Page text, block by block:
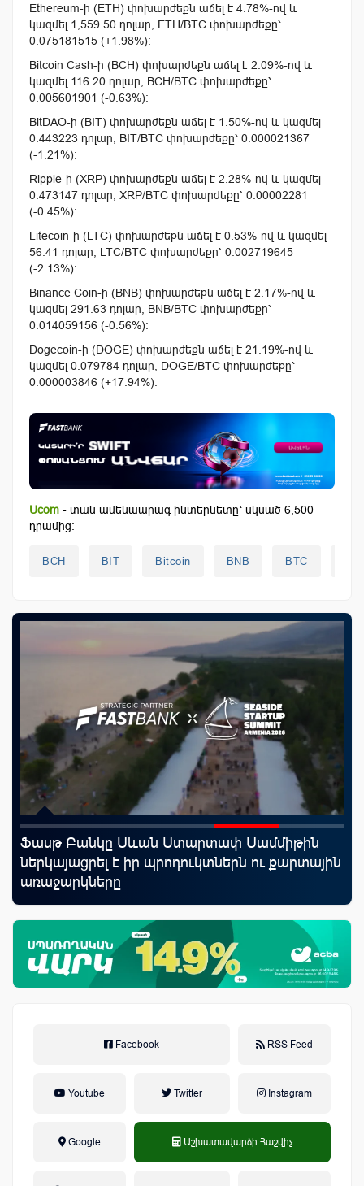
Ethereum-ի (ETH) փոխարժեքն աճել է 4.78%-ով և
կազմել 1,559.50 դոլար, ETH/BTC փոխարժեքը՝
0.075181515 (+1.98%):
Bitcoin Cash-ի (BCH) փոխարժեքն աճել է 2.09%-ով և
կազմել 116.20 դոլար, BCH/BTC փոխարժեքը՝
0.005601901 (-0.63%):
BitDAO-ի (BIT) փոխարժեքն աճել է 1.50%-ով և կազմել
0.443223 դոլար, BIT/BTC փոխարժեքը՝ 0.000021367
(-1.21%):
Ripple-ի (XRP) փոխարժեքն աճել է 2.28%-ով և կազմել
0.473147 դոլար, XRP/BTC փոխարժեքը՝ 0.00002281
(-0.45%):
Litecoin-ի (LTC) փոխարժեքն աճել է 0.53%-ով և կազմել
56.41 դոլար, LTC/BTC փոխարժեքը՝ 0.002719645
(-2.13%):
Binance Coin-ի (BNB) փոխարժեքն աճել է 2.17%-ով և
կազմել 291.63 դոլար, BNB/BTC փոխարժեքը՝
0.014059156 (-0.56%):
Dogecoin-ի (DOGE) փոխարժեքն աճել է 21.19%-ով և
կազմել 0.079784 դոլար, DOGE/BTC փոխարժեքը՝
0.000003846 (+17.94%):
Ucom - տան ամենաարագ ինտերնետը՝ սկսած 6,500
դրամից:
BCH BIT Bitcoin BNB BTC
Ֆասթ Բանկը Սևան Ստարտափ Սամմիթին
ներկայացրել է իր պրոդուկտներն ու քարտային
առաջարկները
Facebook RSS Feed
Youtube Twitter Instagram
Google Աշխատավարձի Հաշվիչ